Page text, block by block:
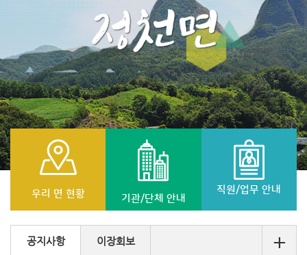
우리 면 현황 기관/단체 안내
직원/업무 안내
공지사항 +
이장회보